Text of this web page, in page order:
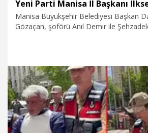
Manisa Büyükşehir Belediyesi Başkan
Gözaçan, şoförü Anıl Demir ile
5.08.2026 Gündem